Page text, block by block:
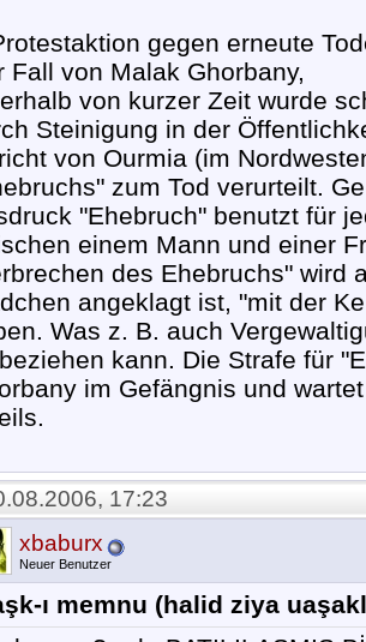
gegen erneute
Fall von Malak Ghorbany,
von kurzer Zeit wurde
Steinigung in der
von Ourmia (im
zum Tod verurteilt.
"Ehebruch" benutzt für
einem Mann und einer
des Ehebruchs" wird
angeklagt ist, "mit der
Was z. B. auch
kann. Die Strafe für
im Gefängnis und
17:23
xbaburx
Neuer Benutzer
ı memnu (halid ziya